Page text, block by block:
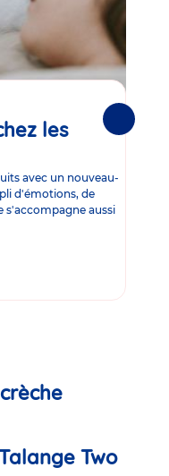
les
avec un nouveau-
d'émotions, de
s'accompagne aussi
Two